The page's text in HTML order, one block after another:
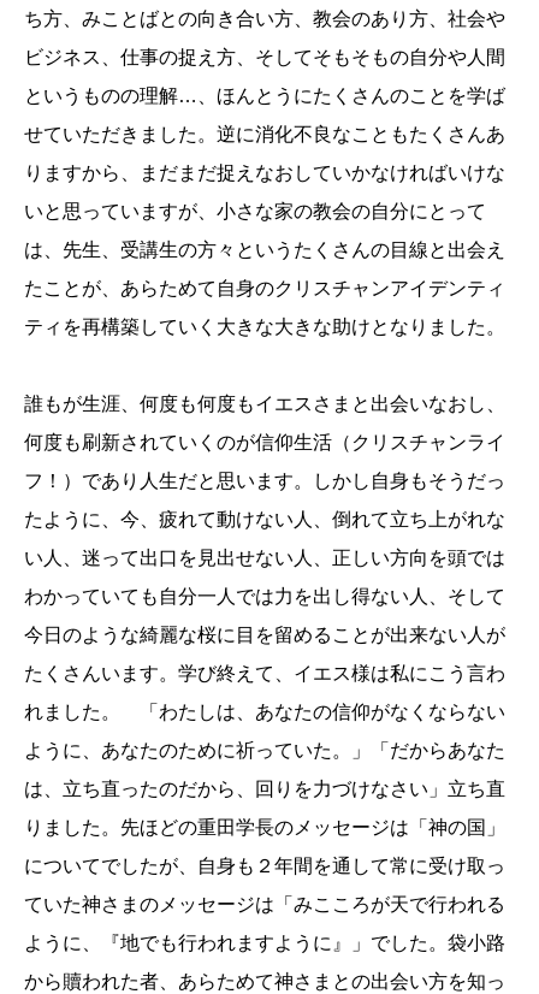
ち方、みことばとの向き合い方、教会のあり方、社会や
ビジネス、仕事の捉え方、そしてそもそもの自分や人間
というものの理解…、ほんとうにたくさんのことを学ば
せていただきました。逆に消化不良なこともたくさんあ
りますから、まだまだ捉えなおしていかなければいけな
いと思っていますが、小さな家の教会の自分にとって
は、先生、受講生の方々というたくさんの目線と出会え
たことが、あらためて自身のクリスチャンアイデンティ
ティを再構築していく大きな大きな助けとなりました。
誰もが生涯、何度も何度もイエスさまと出会いなおし、
何度も刷新されていくのが信仰生活（クリスチャンライ
フ！）であり人生だと思います。しかし自身もそうだっ
たように、今、疲れて動けない人、倒れて立ち上がれな
い人、迷って出口を見出せない人、正しい方向を頭では
わかっていても自分一人では力を出し得ない人、そして
今日のような綺麗な桜に目を留めることが出来ない人が
たくさんいます。学び終えて、イエス様は私にこう言わ
れました。 「わたしは、あなたの信仰がなくならない
ように、あなたのために祈っていた。」「だからあなた
は、立ち直ったのだから、回りを力づけなさい」立ち直
りました。先ほどの重田学長のメッセージは「神の国」
についてでしたが、自身も２年間を通して常に受け取っ
ていた神さまのメッセージは「みこころが天で行われる
ように、『地でも行われますように』」でした。袋小路
から贖われた者、あらためて神さまとの出会い方を知っ